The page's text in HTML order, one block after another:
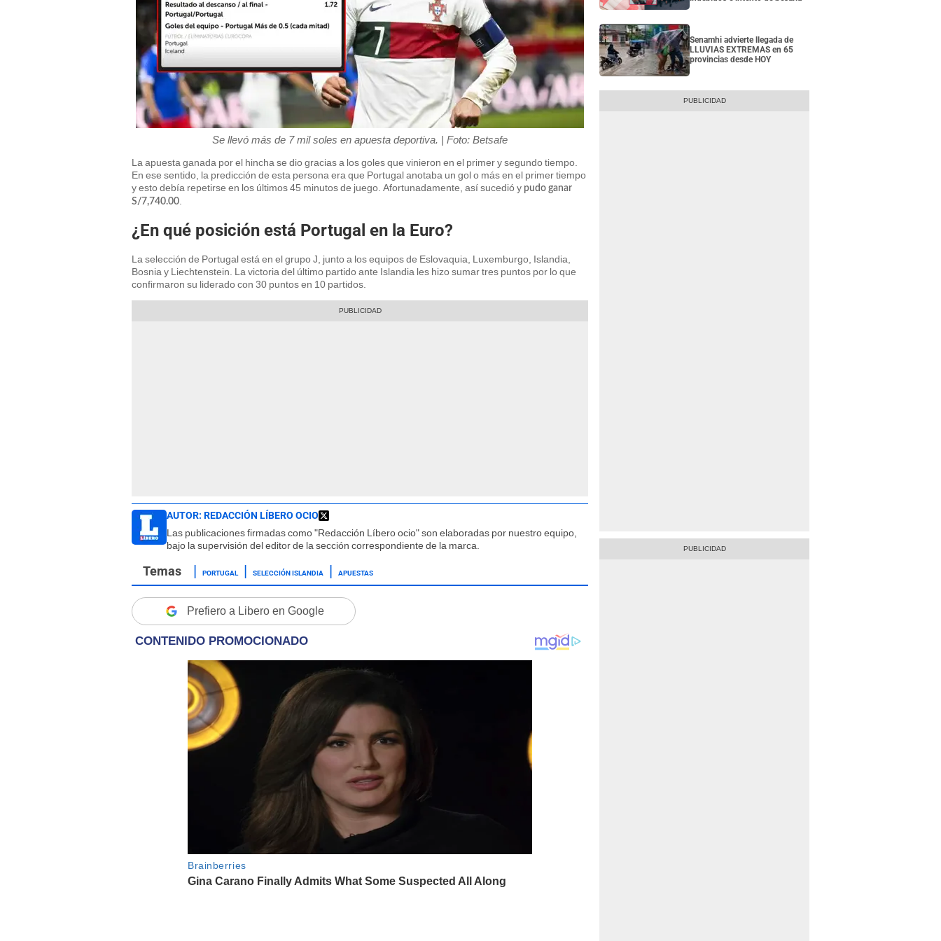
Se llevó más de 7 mil soles en apuesta deportiva. | Foto: Betsafe
La apuesta ganada por el hincha se dio gracias a los goles que vinieron en el primer y segundo tiempo.
En ese sentido, la predicción de esta persona era que Portugal anotaba un gol o más en el primer tiempo
y esto debía repetirse en los últimos 45 minutos de juego. Afortunadamente, así sucedió y pudo ganar
S/7,740.00.
¿En qué posición está Portugal en la Euro?
La selección de Portugal está en el grupo J, junto a los equipos de Eslovaquia, Luxemburgo, Islandia,
Bosnia y Liechtenstein. La victoria del último partido ante Islandia les hizo sumar tres puntos por lo que
confirmaron su liderado con 30 puntos en 10 partidos.
AUTOR: REDACCIÓN LÍBERO OCIO
Las publicaciones firmadas como "Redacción Líbero ocio" son elaboradas por nuestro equipo,
bajo la supervisión del editor de la sección correspondiente de la marca.
PORTUGAL SELECCIÓN ISLANDIA APUESTAS
Prefiero a Libero en Google
Senamhi advierte llegada de
LLUVIAS EXTREMAS en 65
provincias desde HOY